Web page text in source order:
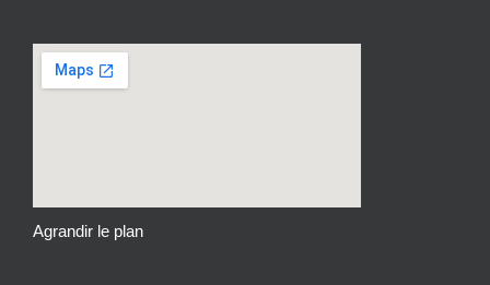
Agrandir le plan